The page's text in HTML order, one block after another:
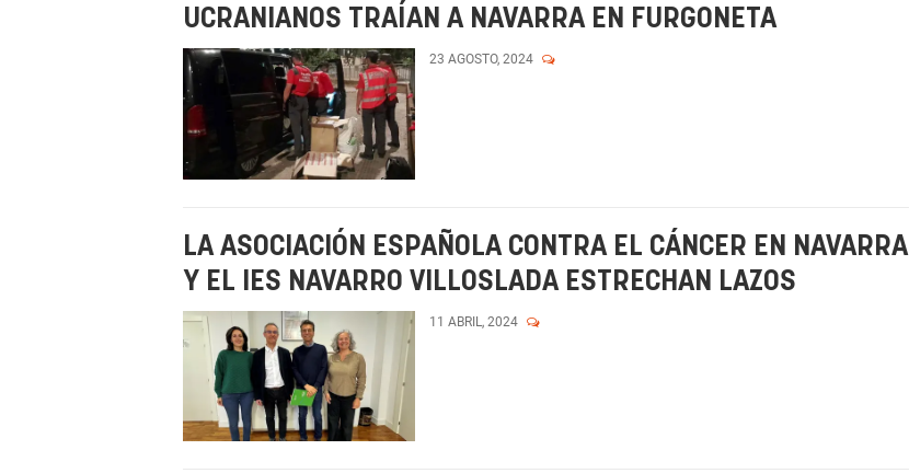
UCRANIANOS TRAÍAN A NAVARRA EN FURGONETA
23 AGOSTO, 2024
LA ASOCIACIÓN ESPAÑOLA CONTRA EL CÁNCER EN NAVARRA
Y EL IES NAVARRO VILLOSLADA ESTRECHAN LAZOS
11 ABRIL, 2024